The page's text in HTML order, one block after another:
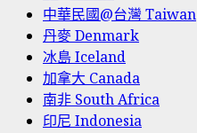
中華民國@台灣 Taiwan
丹麥 Denmark
冰島 Iceland
加拿大 Canada
南非 South Africa
印尼 Indonesia